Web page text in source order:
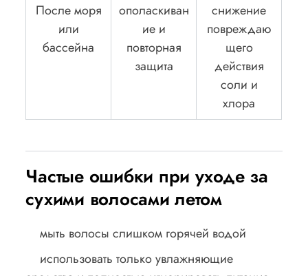
После моря
или
бассейна
ополаскиван
ие и
повторная
защита
снижение
повреждаю
щего
действия
соли и
хлора
Частые ошибки при уходе за
сухими волосами летом
мыть волосы слишком горячей водой
использовать только увлажняющие